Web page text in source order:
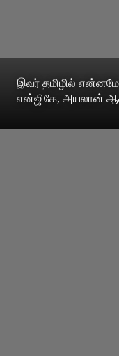
இவர் தமிழில்
என்ஜிகே, அயலான்